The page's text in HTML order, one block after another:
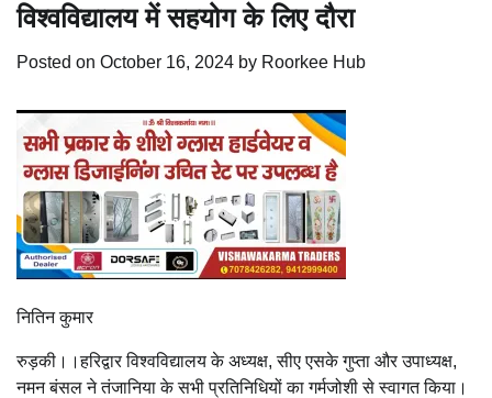
विश्वविद्यालय में सहयोग के लिए दौरा
Posted on October 16, 2024 by Roorkee Hub
नितिन कुमार
रुड़की।।हरिद्वार विश्वविद्यालय के अध्यक्ष, सीए एसके गुप्ता और उपाध्यक्ष,
नमन बंसल ने तंजानिया के सभी प्रतिनिधियों का गर्मजोशी से स्वागत किया।